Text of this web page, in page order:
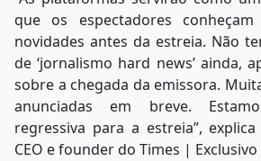
que os espectadores
novidades antes da estreia. Não
de ‘jornalismo hard news’ ainda,
sobre a chegada da emissora.
anunciadas em breve.
regressiva para a estreia”,
CEO e founder do Times | Exclusivo